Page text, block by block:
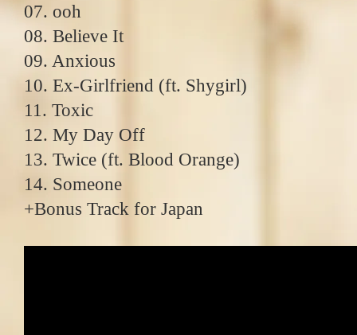
07. ooh
08. Believe It
09. Anxious
10. Ex-Girlfriend (ft. Shygirl)
11. Toxic
12. My Day Off
13. Twice (ft. Blood Orange)
14. Someone
+Bonus Track for Japan